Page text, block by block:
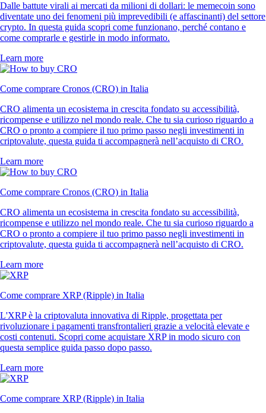
Dalle battute virali ai mercati da milioni di dollari: le memecoin sono
diventate uno dei fenomeni più imprevedibili (e affascinanti) del settore
crypto. In questa guida scopri come funzionano, perché contano e
come comprarle e gestirle in modo informato.
Learn more
Come comprare Cronos (CRO) in Italia
CRO alimenta un ecosistema in crescita fondato su accessibilità,
ricompense e utilizzo nel mondo reale. Che tu sia curioso riguardo a
CRO o pronto a compiere il tuo primo passo negli investimenti in
criptovalute, questa guida ti accompagnerà nell’acquisto di CRO.
Learn more
Come comprare Cronos (CRO) in Italia
CRO alimenta un ecosistema in crescita fondato su accessibilità,
ricompense e utilizzo nel mondo reale. Che tu sia curioso riguardo a
CRO o pronto a compiere il tuo primo passo negli investimenti in
criptovalute, questa guida ti accompagnerà nell’acquisto di CRO.
Learn more
Come comprare XRP (Ripple) in Italia
L'XRP è la criptovaluta innovativa di Ripple, progettata per
rivoluzionare i pagamenti transfrontalieri grazie a velocità elevate e
costi contenuti. Scopri come acquistare XRP in modo sicuro con
questa semplice guida passo dopo passo.
Learn more
Come comprare XRP (Ripple) in Italia